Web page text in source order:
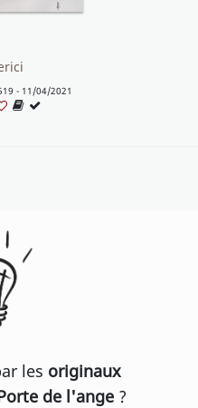
- 11/04/2021
les originaux
de l'ange ?